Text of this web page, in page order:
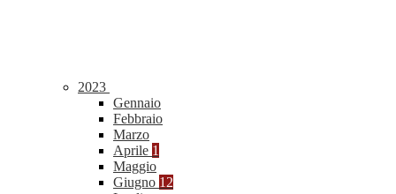
2023
Gennaio
Febbraio
Marzo
Aprile 1
Maggio
Giugno 12